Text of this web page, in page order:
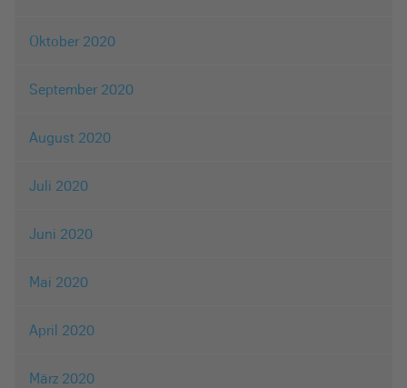
Oktober 2020
September 2020
August 2020
Juli 2020
Juni 2020
Mai 2020
April 2020
März 2020